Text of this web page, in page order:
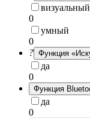
визуальный
0
умный
0
? Функция
да
0
Функция
да
0